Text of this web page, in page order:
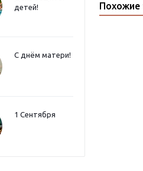
детей!
С днём матери!
1 Сентября
Похожие